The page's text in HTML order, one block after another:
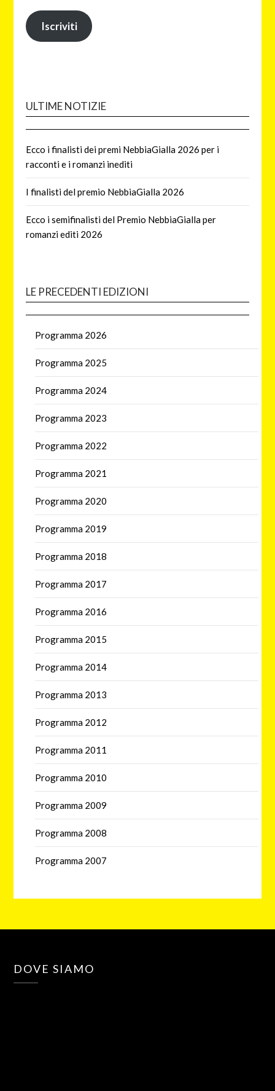
Iscriviti
ULTIME NOTIZIE
Ecco i finalisti dei premi NebbiaGialla 2026 per i
racconti e i romanzi inediti
I finalisti del premio NebbiaGialla 2026
Ecco i semifinalisti del Premio NebbiaGialla per
romanzi editi 2026
LE PRECEDENTI EDIZIONI
Programma 2026
Programma 2025
Programma 2024
Programma 2023
Programma 2022
Programma 2021
Programma 2020
Programma 2019
Programma 2018
Programma 2017
Programma 2016
Programma 2015
Programma 2014
Programma 2013
Programma 2012
Programma 2011
Programma 2010
Programma 2009
Programma 2008
Programma 2007
DOVE SIAMO